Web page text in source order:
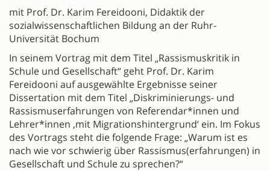
mit Prof. Dr. Karim Fereidooni, Didaktik der
sozialwissenschaftlichen Bildung an der Ruhr-
Universität Bochum
In seinem Vortrag mit dem Titel „Rassismuskritik in
Schule und Gesellschaft“ geht Prof. Dr. Karim
Fereidooni auf ausgewählte Ergebnisse seiner
Dissertation mit dem Titel „Diskriminierungs- und
Rassismuserfahrungen von Referendar*innen und
Lehrer*innen ‚mit Migrationshintergrund‘ ein. Im Fokus
des Vortrags steht die folgende Frage: „Warum ist es
nach wie vor schwierig über Rassismus(erfahrungen) in
Gesellschaft und Schule zu sprechen?“